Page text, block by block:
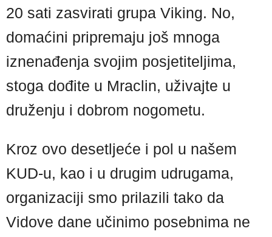
20 sati zasvirati grupa Viking. No,
domaćini pripremaju još mnoga
iznenađenja svojim posjetiteljima,
stoga dođite u Mraclin, uživajte u
druženju i dobrom nogometu.
Kroz ovo desetljeće i pol u našem
KUD-u, kao i u drugim udrugama,
organizaciji smo prilazili tako da
Vidove dane učinimo posebnima ne